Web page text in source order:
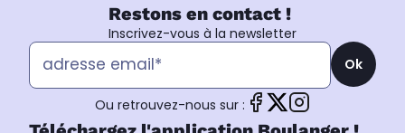
Restons en contact !
Inscrivez-vous à la newsletter
Ok
Ou retrouvez-nous sur :